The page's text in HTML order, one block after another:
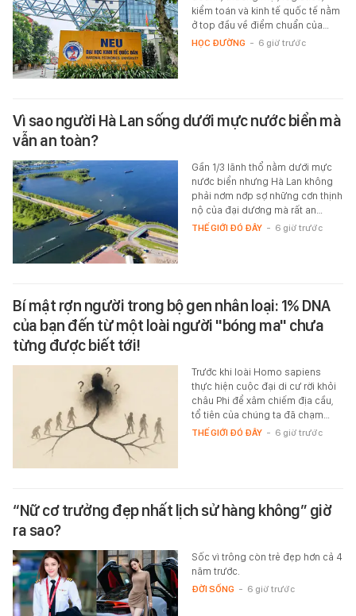
kiểm toán và kinh tế quốc tế nằm
ở top đầu về điểm chuẩn của…
HỌC ĐƯỜNG - 6 giờ trước
Vì sao người Hà Lan sống dưới mực nước biển mà
vẫn an toàn?
Gần 1/3 lãnh thổ nằm dưới mực
nước biển nhưng Hà Lan không
phải nơm nớp sợ những cơn thịnh
nộ của đại dương mà rất an…
THẾ GIỚI ĐÓ ĐÂY - 6 giờ trước
Bí mật rợn người trong bộ gen nhân loại: 1% DNA
của bạn đến từ một loài người "bóng ma" chưa
từng được biết tới!
Trước khi loài Homo sapiens
thực hiện cuộc đại di cư rời khỏi
châu Phi để xâm chiếm địa cầu,
tổ tiên của chúng ta đã chạm…
THẾ GIỚI ĐÓ ĐÂY - 6 giờ trước
“Nữ cơ trưởng đẹp nhất lịch sử hàng không” giờ
ra sao?
Sốc vì trông còn trẻ đẹp hơn cả 4
năm trước.
ĐỜI SỐNG - 6 giờ trước